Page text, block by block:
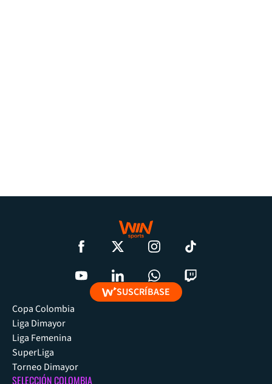
SUSCRÍBASE
Copa Colombia
Liga Dimayor
Liga Femenina
SuperLiga
Torneo Dimayor
SELECCIÓN COLOMBIA